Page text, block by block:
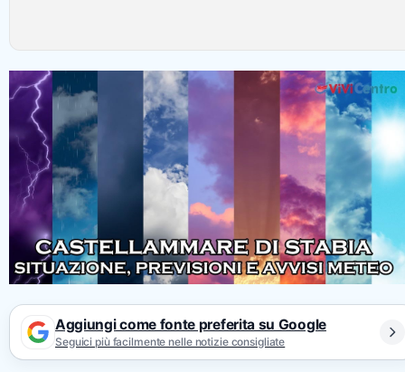
Aggiungi come fonte preferita su Google
Seguici più facilmente nelle notizie consigliate